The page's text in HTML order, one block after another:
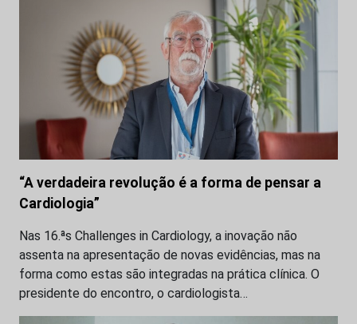
“A verdadeira revolução é a forma de pensar a
Cardiologia”
Nas 16.ªs Challenges in Cardiology, a inovação não
assenta na apresentação de novas evidências, mas na
forma como estas são integradas na prática clínica. O
presidente do encontro, o cardiologista…